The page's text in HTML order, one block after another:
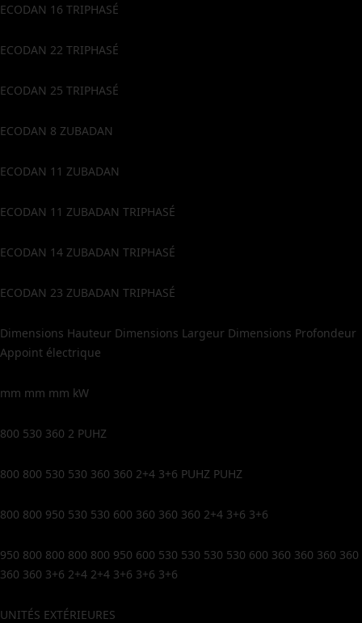
ECODAN 16 TRIPHASÉ
ECODAN 22 TRIPHASÉ
ECODAN 25 TRIPHASÉ
ECODAN 8 ZUBADAN
ECODAN 11 ZUBADAN
ECODAN 11 ZUBADAN TRIPHASÉ
ECODAN 14 ZUBADAN TRIPHASÉ
ECODAN 23 ZUBADAN TRIPHASÉ
Dimensions Hauteur Dimensions Largeur Dimensions Profondeur
Appoint électrique
mm mm mm kW
800 530 360 2 PUHZ
800 800 530 530 360 360 2+4 3+6 PUHZ PUHZ
800 800 950 530 530 600 360 360 360 2+4 3+6 3+6
950 800 800 800 800 950 600 530 530 530 530 600 360 360 360 360
360 360 3+6 2+4 2+4 3+6 3+6 3+6
UNITÉS EXTÉRIEURES